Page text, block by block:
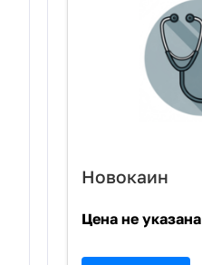
Новокаин
Цена не указана